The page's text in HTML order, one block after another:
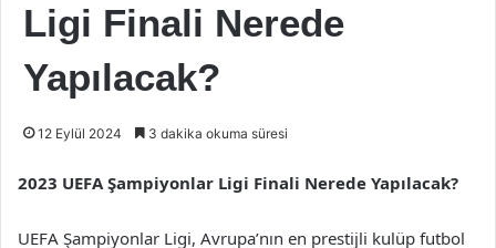
Ligi Finali Nerede
Yapılacak?
12 Eylül 2024 3 dakika okuma süresi
2023 UEFA Şampiyonlar Ligi Finali Nerede Yapılacak?
UEFA Şampiyonlar Ligi, Avrupa’nın en prestijli kulüp futbol